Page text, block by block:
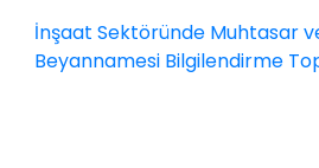
İnşaat Sektöründe Muhtasar
Beyannamesi Bilgilendirme